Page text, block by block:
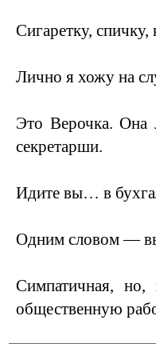
Сигаретку, спичку,
Лично я хожу на
Это Верочка. Она
секретарши.
Идите вы… в
Одним словом —
Симпатичная, но,
общественную